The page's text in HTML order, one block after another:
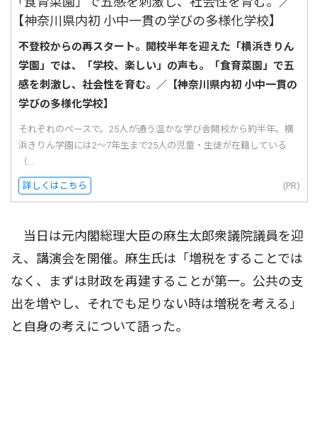
不登校からの再スタート。開校半年を迎えた「横浜きりん
学園」では、「学校、楽しい」の声も。「食育菜園」で五
感を刺激し、社会性を育む。／【神奈川県内初 小中一貫の
学びの多様化学校】
それぞれのペースで。25人が通う温かな学び舎開校から約半年。横
浜きりん学園には2〜7年生まで25人の児童・生徒が在籍している
（...
詳しくはこちら (PR)
当日は元内閣総理大臣の麻生太郎衆議院議員を迎
え、講演会を開催。麻生氏は「増税をすることでは
なく、まずは財政を再建することが第一。公共の支
出を増やし、それでも足りない時は増税を考える」
と自身の考えについて語った。